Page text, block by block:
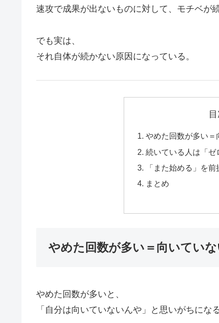
速攻で成果が出ないものに対して、モチベが
でも実は、
それ自体が続かない原因になっている。
やめた回数が多い＝
続いている人は「ゼ
「また始める」を
まとめ
やめた回数が多い＝向いてい
やめた回数が多いと、
「自分は向いていないんや」と思いがちになる